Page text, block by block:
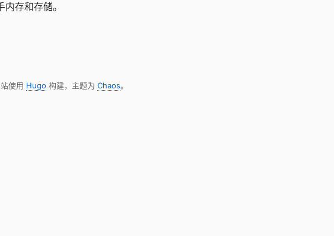
存和存储。
使用 Hugo 构建，主题为 Chaos。